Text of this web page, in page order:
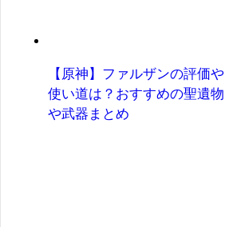
【原神】ファルザンの評価や
使い道は？おすすめの聖遺物
や武器まとめ